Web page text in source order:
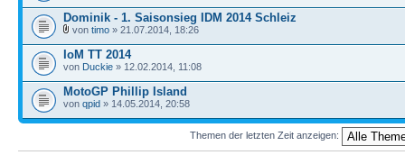
Dominik - 1. Saisonsieg IDM 2014 Schleiz
von timo » 21.07.2014, 18:26
IoM TT 2014
von Duckie » 12.02.2014, 11:08
MotoGP Phillip Island
von qpid » 14.05.2014, 20:58
Themen der letzten Zeit anzeigen: